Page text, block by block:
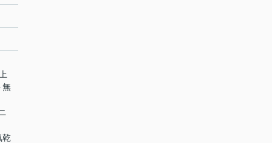
無
乾